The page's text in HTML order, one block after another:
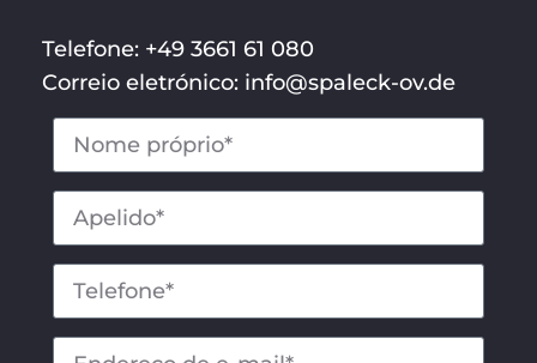
Telefone: +49 3661 61 080
Correio eletrónico: info@spaleck-ov.de